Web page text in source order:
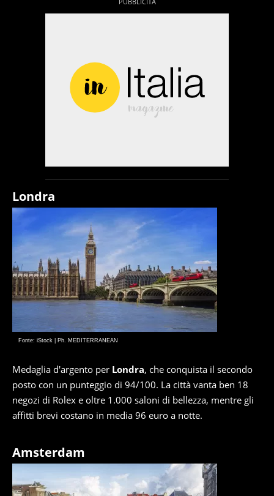
Londra
Fonte: iStock | Ph. MEDITERRANEAN
Medaglia d'argento per Londra, che conquista il secondo
posto con un punteggio di 94/100. La città vanta ben 18
negozi di Rolex e oltre 1.000 saloni di bellezza, mentre gli
affitti brevi costano in media 96 euro a notte.
Amsterdam